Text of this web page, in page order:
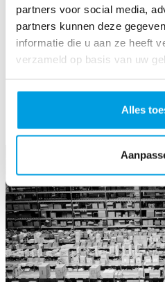
partners voor social media,
partners kunnen deze
informatie die u aan ze heeft
verzameld op basis van uw
Alles
Une adaptation flexible :
d’exécution des
développe.
L’assistance spécialisée:
de nos connaissances